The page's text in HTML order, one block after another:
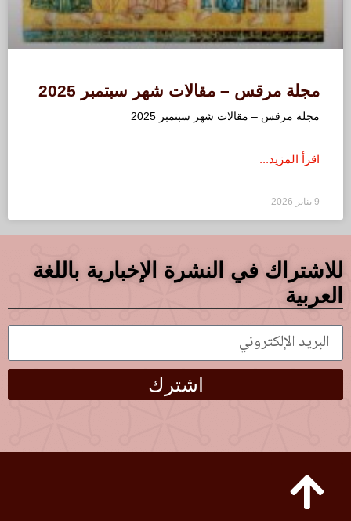
مجلة مرقس – مقالات شهر سبتمبر 2025
مجلة مرقس – مقالات شهر سبتمبر 2025
اقرأ المزيد...
9 يناير 2026
للاشتراك في النشرة الإخبارية باللغة
العربية
اشترك